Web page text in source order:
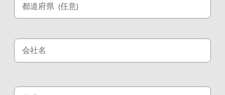
都道府県 (任意)
会社名